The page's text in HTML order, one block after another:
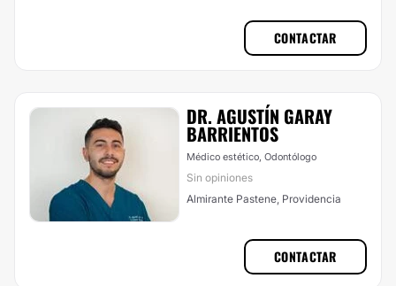
CONTACTAR
DR. AGUSTÍN GARAY
BARRIENTOS
Médico estético, Odontólogo
Sin opiniones
Almirante Pastene, Providencia
CONTACTAR